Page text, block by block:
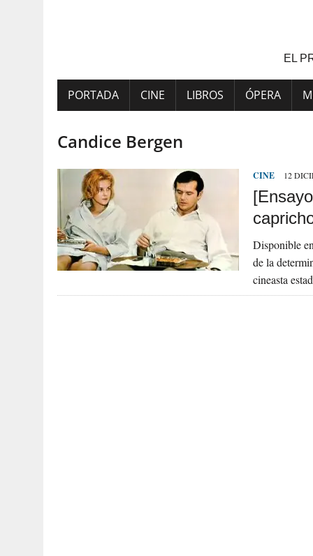
EL
PORTADA CINE LIBROS ÓPERA
Candice Bergen
CINE 12
Disponible
de la
cineasta